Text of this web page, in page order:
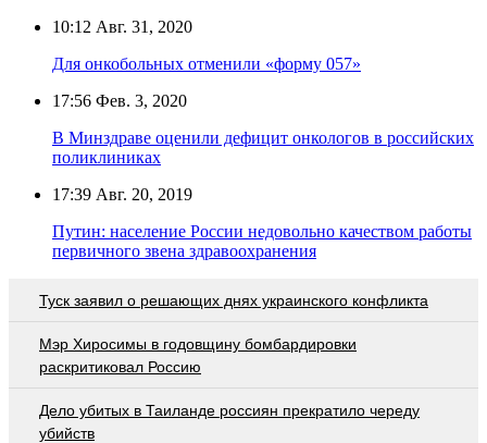
10:12 Авг. 31, 2020
Для онкобольных отменили «форму 057»
17:56 Фев. 3, 2020
В Минздраве оценили дефицит онкологов в российских
поликлиниках
17:39 Авг. 20, 2019
Путин: население России недовольно качеством работы
первичного звена здравоохранения
Туск заявил о решающих днях украинского конфликта
Мэр Хиросимы в годовщину бомбардировки
раскритиковал Россию
Дело убитых в Таиланде россиян прекратило череду
убийств